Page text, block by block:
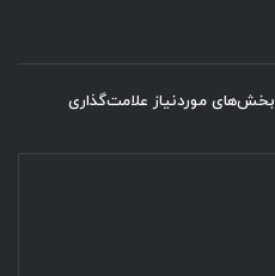
بخش‌های موردنیاز علامت‌گذاری